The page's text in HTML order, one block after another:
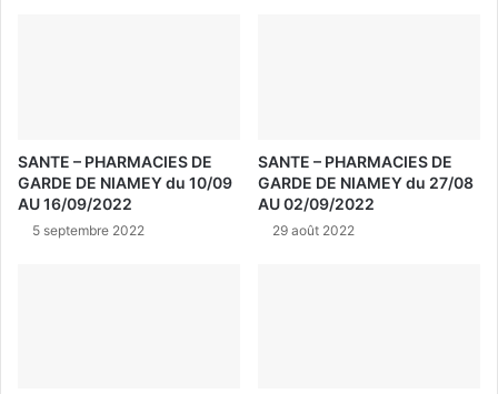
SANTE – PHARMACIES DE
GARDE DE NIAMEY du 10/09
AU 16/09/2022
5 septembre 2022
SANTE – PHARMACIES DE
GARDE DE NIAMEY du 27/08
AU 02/09/2022
29 août 2022